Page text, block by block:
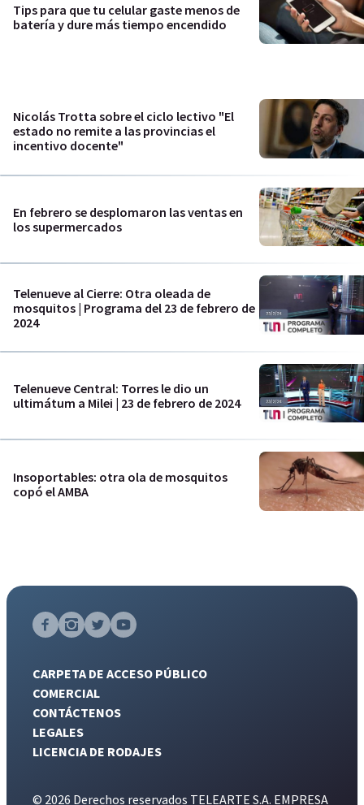
Tips para que tu celular gaste menos de
batería y dure más tiempo encendido
Nicolás Trotta sobre el ciclo lectivo "El
estado no remite a las provincias el
incentivo docente"
En febrero se desplomaron las ventas en
los supermercados
Telenueve al Cierre: Otra oleada de
mosquitos | Programa del 23 de febrero de
2024
Telenueve Central: Torres le dio un
ultimátum a Milei | 23 de febrero de 2024
Insoportables: otra ola de mosquitos
copó el AMBA
CARPETA DE ACCESO PÚBLICO
COMERCIAL
CONTÁCTENOS
LEGALES
LICENCIA DE RODAJES
© 2026 Derechos reservados TELEARTE S.A. EMPRESA